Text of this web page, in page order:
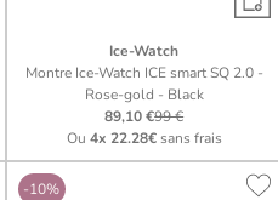
Ice-Watch
Montre Ice-Watch ICE smart SQ 2.0 -
Rose-gold - Black
89,10 €99 €
Ou 4x 22.28€sans frais
-10%